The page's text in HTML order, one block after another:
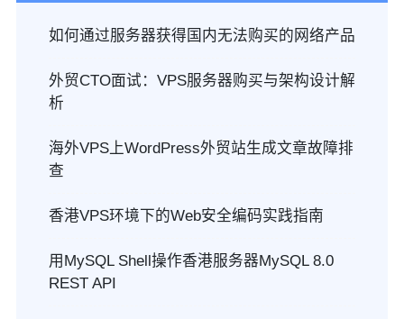
如何通过服务器获得国内无法购买的网络产品
外贸CTO面试：VPS服务器购买与架构设计解
析
海外VPS上WordPress外贸站生成文章故障排
查
香港VPS环境下的Web安全编码实践指南
用MySQL Shell操作香港服务器MySQL 8.0
REST API